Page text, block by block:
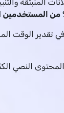
المنبثقة
تقدير الوقت
النصي